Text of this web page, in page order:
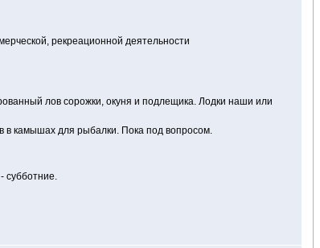
рекреационной деятельности
лов сорожки, окуня и подлещика. Лодки наши или
в камышах для рыбалки. Пока под вопросом.
субботние.